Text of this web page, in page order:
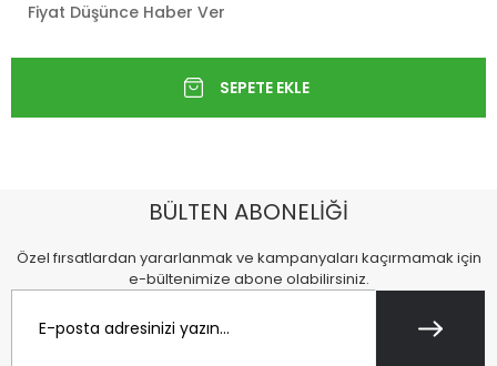
Fiyat Düşünce Haber Ver
BÜLTEN ABONELİĞİ
Özel fırsatlardan yararlanmak ve kampanyaları kaçırmamak için
e-bültenimize abone olabilirsiniz.